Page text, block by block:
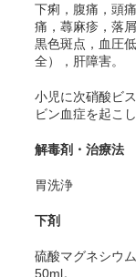
下痢，腹痛，頭
痛，蕁麻疹，落
黒色斑点，血圧
全），肝障害。
小児に次硝酸ビ
ビン血症を起こ
解毒剤・治療法
胃洗浄
下剤
硫酸マグネシウ
50ml。